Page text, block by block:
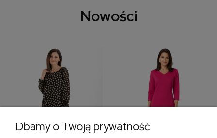
Nowości
Dbamy o Twoją prywatność